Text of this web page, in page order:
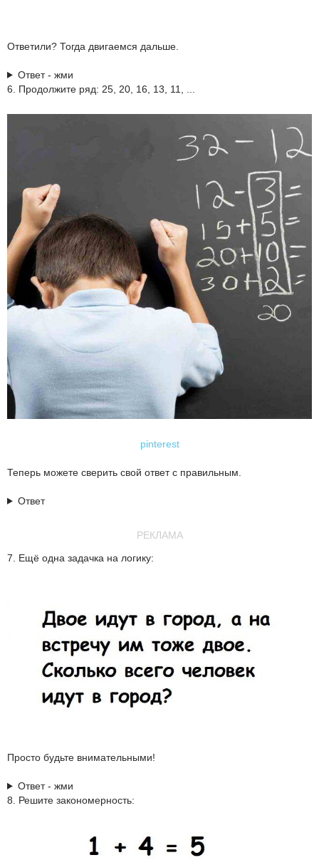
Ответили? Тогда двигаемся дальше.
Ответ - жми
6. Продолжите ряд: 25, 20, 16, 13, 11, ...
pinterest
Теперь можете сверить свой ответ с правильным.
Ответ
РЕКЛАМА
7. Ещё одна задачка на логику:
Просто будьте внимательными!
Ответ - жми
8. Решите закономерность: